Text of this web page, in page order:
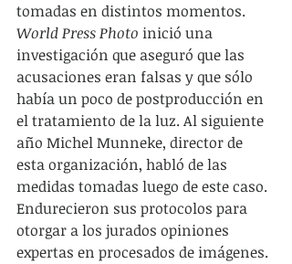
tomadas en distintos momentos.
World Press Photo inició una
investigación que aseguró que las
acusaciones eran falsas y que sólo
había un poco de postproducción en
el tratamiento de la luz. Al siguiente
año Michel Munneke, director de
esta organización, habló de las
medidas tomadas luego de este caso.
Endurecieron sus protocolos para
otorgar a los jurados opiniones
expertas en procesados de imágenes.